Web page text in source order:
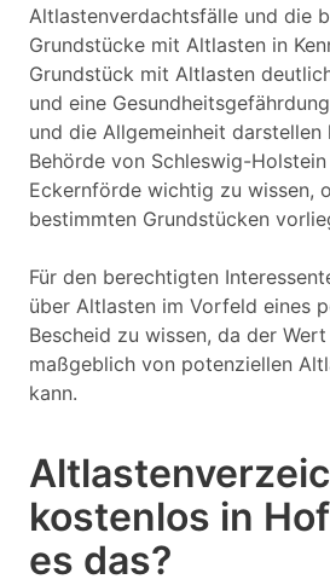
Altlastenverdachtsfälle und die
Grundstücke mit Altlasten in
Grundstück mit Altlasten
und eine
und die Allgemeinheit
Behörde von Schleswig-
Eckernförde wichtig zu wissen,
bestimmten Grundstücken
Für den berechtigten
über Altlasten im Vorfeld eines
Bescheid zu wissen, da der
maßgeblich von potenziellen
kann.
kostenlos in
es das?